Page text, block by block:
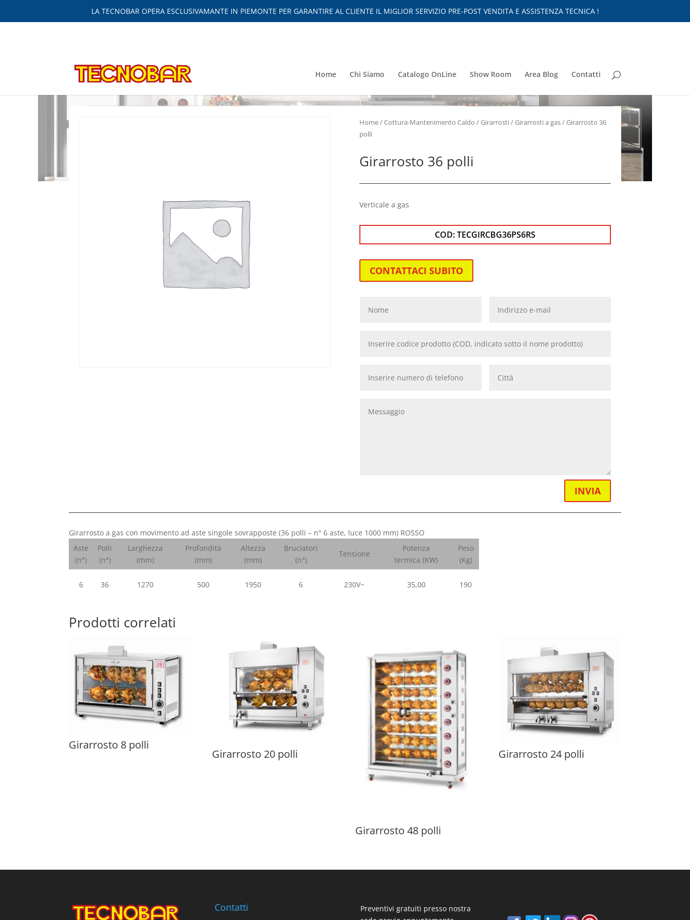
LA TECNOBAR OPERA ESCLUSIVAMANTE IN PIEMONTE PER GARANTIRE AL CLIENTE IL MIGLIOR SERVIZIO PRE-POST VENDITA E ASSISTENZA TECNICA !
Home Chi Siamo Catalogo OnLine Show Room Area Blog Contatti
Home/Cottura-Mantenimento Caldo /Girarrosti/Girarrosti a gas/ Girarrosto 36
polli
Girarrosto 36 polli
Verticale a gas
COD:TECGIRCBG36PS6RS
CONTATTACI SUBITO
INVIA
Girarrosto a gas con movimento ad aste singole sovrapposte (36 polli – n° 6 aste, luce 1000 mm) ROSSO
Aste
(n°)
Polli
(n°)
Larghezza
(mm)
Profondità
(mm)
Altezza
(mm)
Bruciatori
(n°)
Tensione
Potenza
termica (KW)
Peso
(Kg)
6 36 1270 500 1950 6 230V~ 35,00 190
Prodotti correlati
Girarrosto 8 polli
Girarrosto 20 polli
Girarrosto 48 polli
Girarrosto 24 polli
Contatti
Preventivi gratuiti presso nostra